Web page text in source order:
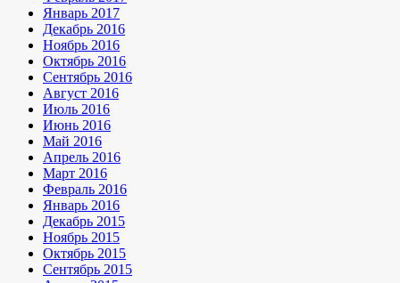
Январь 2017
Декабрь 2016
Ноябрь 2016
Октябрь 2016
Сентябрь 2016
Август 2016
Июль 2016
Июнь 2016
Май 2016
Апрель 2016
Март 2016
Февраль 2016
Январь 2016
Декабрь 2015
Ноябрь 2015
Октябрь 2015
Сентябрь 2015